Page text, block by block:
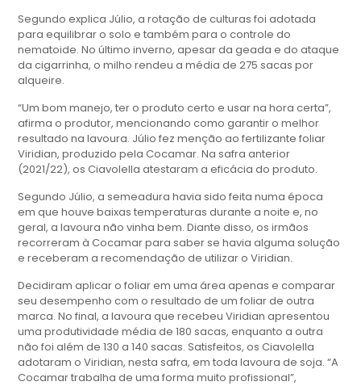
Segundo explica Júlio, a rotação de culturas foi adotada
para equilibrar o solo e também para o controle do
nematoide. No último inverno, apesar da geada e do ataque
da cigarrinha, o milho rendeu a média de 275 sacas por
alqueire.
“Um bom manejo, ter o produto certo e usar na hora certa”,
afirma o produtor, mencionando como garantir o melhor
resultado na lavoura. Júlio fez menção ao fertilizante foliar
Viridian, produzido pela Cocamar. Na safra anterior
(2021/22), os Ciavolella atestaram a eficácia do produto.
Segundo Júlio, a semeadura havia sido feita numa época
em que houve baixas temperaturas durante a noite e, no
geral, a lavoura não vinha bem. Diante disso, os irmãos
recorreram à Cocamar para saber se havia alguma solução
e receberam a recomendação de utilizar o Viridian.
Decidiram aplicar o foliar em uma área apenas e comparar
seu desempenho com o resultado de um foliar de outra
marca. No final, a lavoura que recebeu Viridian apresentou
uma produtividade média de 180 sacas, enquanto a outra
não foi além de 130 a 140 sacas. Satisfeitos, os Ciavolella
adotaram o Viridian, nesta safra, em toda lavoura de soja. “A
Cocamar trabalha de uma forma muito profissional”,